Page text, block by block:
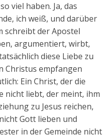
viel haben. Ja, das
ich weiß, und darüber
schreibt der Apostel
argumentiert, wirbt,
diese Liebe zu
Christus empfangen
Ein Christ, der die
nicht liebt, der meint, ihm
zu Jesus reichen,
Gott lieben und
in der Gemeinde nicht